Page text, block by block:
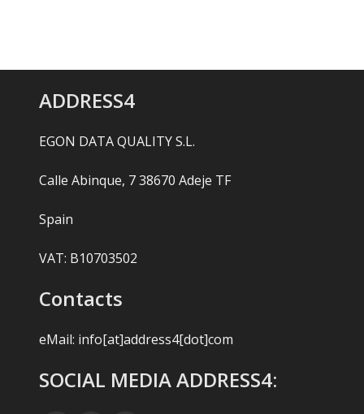
ADDRESS4
EGON DATA QUALITY S.L.
Calle Abinque, 7 38670 Adeje TF
Spain
VAT: B10703502
Contacts
eMail: info[at]address4[dot]com
SOCIAL MEDIA ADDRESS4: